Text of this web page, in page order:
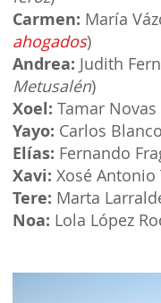
Carmen: María
ahogados)
Andrea: Judith
Metusalén)
Xoel: Tamar Novas
Yayo: Carlos
Elías: Fernando
Xavi: Xosé Antonio
Tere: Marta
Noa: Lola López